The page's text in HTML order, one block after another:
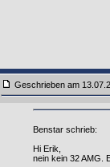
Geschrieben am
Benstar schrieb:
Hi Erik,
nein kein 32 AMG.